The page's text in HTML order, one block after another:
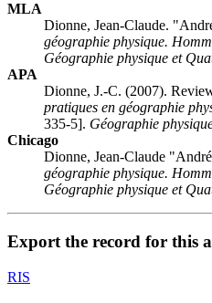
MLA
Dionne, Jean-Claude.
géographie physique.
Géographie physique et
APA
Dionne, J.-C. (2007).
pratiques en géographie
335-5]. Géographie
Chicago
Dionne, Jean-Claude
géographie physique.
Géographie physique et
Export the record for this
RIS